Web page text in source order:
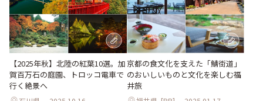
【2025年秋】北陸の紅葉10選。加
賀百万石の庭園、トロッコ電車で
行く絶景へ
京都の食文化を支えた「鯖街道」
のおいしいものと文化を楽しむ福
井旅